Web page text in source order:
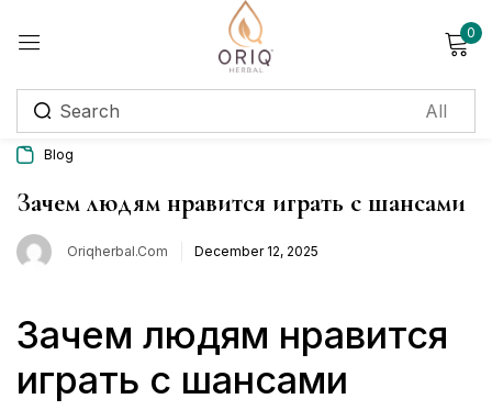
0
Blog
Зачем людям нравится играть с шансами
Oriqherbal.com December 12, 2025
Зачем людям нравится
играть с шансами
Sign in
Remember me Lost password?
Log in
Create an account
Login with OTP